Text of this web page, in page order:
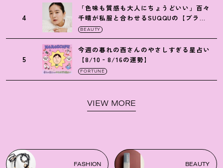
4
「色味も質感も大人にちょうどいい」百々
千晴が私服と合わせるSUQQUの【ブラー
リクイド リップ】6選
BEAUTY
5
今週の暮れの酉さんのやさしすぎる星占い
【8/10‐8/16の運勢】
FORTUNE
VIEW MORE
FASHION BEAUTY